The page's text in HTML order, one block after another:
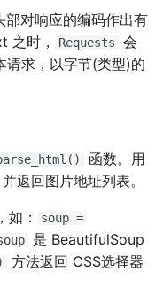
部对响应的编码作出有
之时，
Requests
会
请求，以字节(类型)的
函数。用
返回图片地址列表。
如：
soup =
是 BeautifulSoup
方法返回 CSS选择器